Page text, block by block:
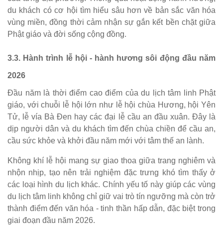
du khách có cơ hội tìm hiểu sâu hơn về bản sắc văn hóa
vùng miền, đồng thời cảm nhận sự gắn kết bền chặt giữa
Phật giáo và đời sống cộng đồng.
3.3. Hành trình lễ hội - hành hương sôi động đầu năm
2026
Đầu năm là thời điểm cao điểm của du lịch tâm linh Phật
giáo, với chuỗi lễ hội lớn như lễ hội chùa Hương, hội Yên
Tử, lễ vía Bà Đen hay các đại lễ cầu an đầu xuân. Đây là
dịp người dân và du khách tìm đến chùa chiền để cầu an,
cầu sức khỏe và khởi đầu năm mới với tâm thế an lành.
Không khí lễ hội mang sự giao thoa giữa trang nghiêm và
nhộn nhịp, tạo nên trải nghiệm đặc trưng khó tìm thấy ở
các loại hình du lịch khác. Chính yếu tố này giúp các vùng
du lịch tâm linh không chỉ giữ vai trò tín ngưỡng mà còn trở
thành điểm đến văn hóa - tinh thần hấp dẫn, đặc biệt trong
giai đoạn đầu năm 2026.